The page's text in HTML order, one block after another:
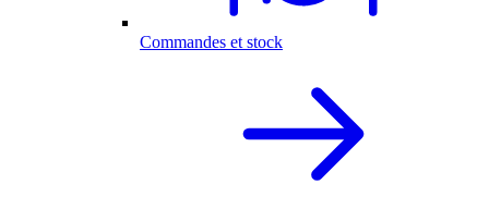
Commandes et stock